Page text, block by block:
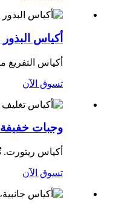
أكياس
أكياس
تسوق الآن
وجبات خفيفة
أكياس ريتورت.
تسوق الآن